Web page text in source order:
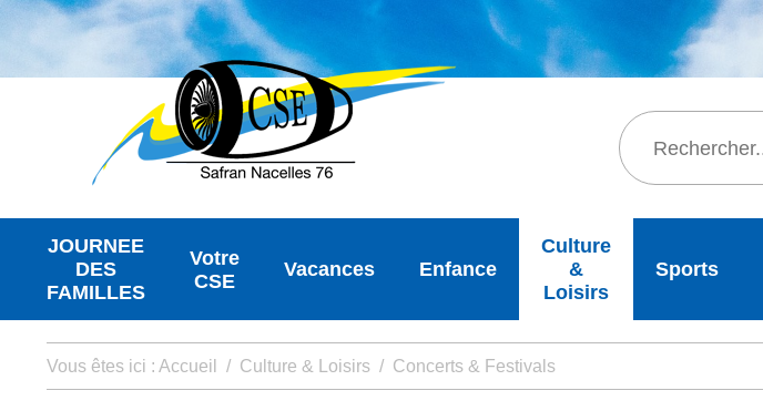
Rechercher
JOURNEE
DES
FAMILLES
Votre
CSE
Vacances Enfance
Culture
&
Loisirs
Sports
Vous êtes ici : Accueil / Culture & Loisirs / Concerts & Festivals